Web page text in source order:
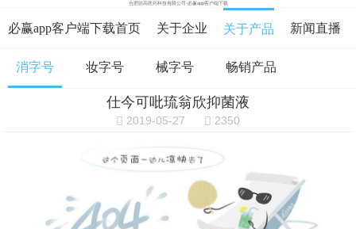
合肥弥高医药科技有限公司-必赢app客户端下载
必赢app客户端下载首页 关于企业 关于产品 新闻直播
在线咨询 资料下载 在线留言
必赢app客户端下载的人才招聘
消字号 妆字号 械字号 畅销产品
仕今可吡琉翁欣抑菌液
2019-05-27 2350